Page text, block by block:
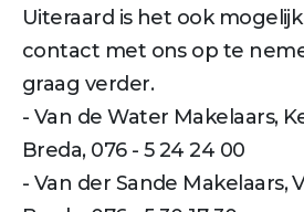
Uiteraard is het ook
contact met ons op te
graag verder.
- Van de Water Makelaars,
Breda, 076 - 5 24 24 00
- Van der Sande Makelaars,